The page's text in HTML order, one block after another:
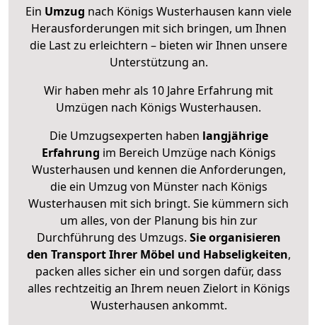
Ein Umzug nach Königs Wusterhausen kann viele
Herausforderungen mit sich bringen, um Ihnen
die Last zu erleichtern – bieten wir Ihnen unsere
Unterstützung an.
Wir haben mehr als 10 Jahre Erfahrung mit
Umzügen nach Königs Wusterhausen.
Die Umzugsexperten haben langjährige
Erfahrung im Bereich Umzüge nach Königs
Wusterhausen und kennen die Anforderungen,
die ein Umzug von Münster nach Königs
Wusterhausen mit sich bringt. Sie kümmern sich
um alles, von der Planung bis hin zur
Durchführung des Umzugs. Sie organisieren
den Transport Ihrer Möbel und Habseligkeiten,
packen alles sicher ein und sorgen dafür, dass
alles rechtzeitig an Ihrem neuen Zielort in Königs
Wusterhausen ankommt.